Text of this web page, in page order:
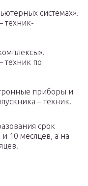
системах».
техник-
техник по
приборы и
– техник.
срок
и 10 месяцев, а на